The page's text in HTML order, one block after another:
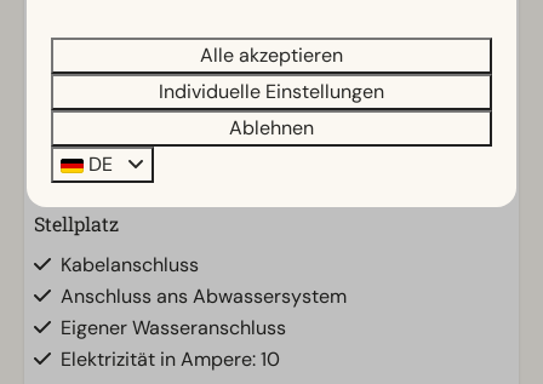
Einrichtungen
Allgemein
WLAN (gratis)
Stellplatz
Kabelanschluss
Anschluss ans Abwassersystem
Eigener Wasseranschluss
Elektrizität in Ampere: 10
Alle akzeptieren
Individuelle Einstellungen
Ablehnen
DE